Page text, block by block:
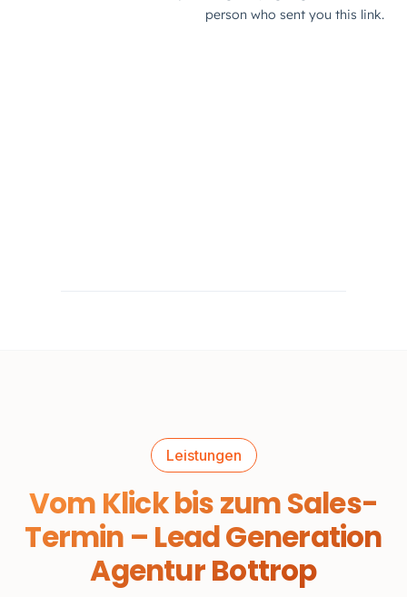
Leistungen
Vom Klick bis zum Sales-
Termin – Lead Generation
Agentur Bottrop